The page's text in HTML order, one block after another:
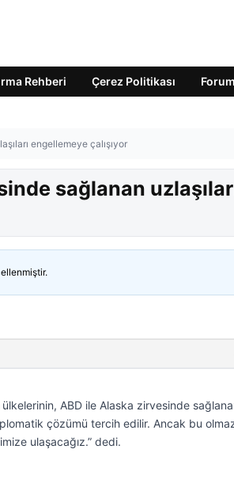
Rehberi Çerez Politikası Forum
engellemeye çalışıyor
sağlanan
ABD ile Alaska zirvesinde
çözümü tercih edilir. Ancak bu
ulaşacağız.” dedi.